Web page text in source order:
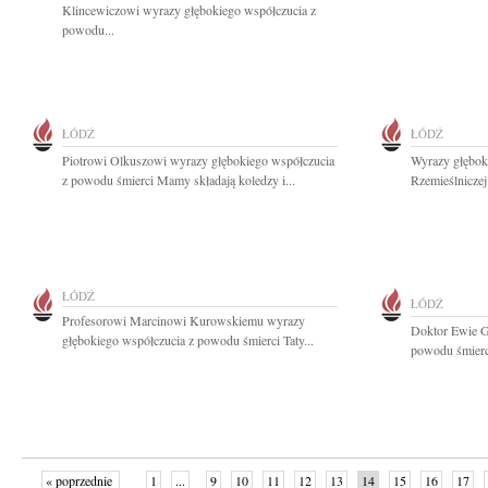
Klincewiczowi wyrazy głębokiego współczucia z
powodu...
ŁÓDŹ
Piotrowi Olkuszowi wyrazy głębokiego współczucia
z powodu śmierci Mamy składają koledzy i...
ŁÓDŹ
Wyrazy
ŁÓDŹ
Profesorowi Marcinowi Kurowskiemu wyrazy
głębokiego współczucia z powodu śmierci Taty...
ŁÓDŹ
Doktor Ewie
powodu
« poprzednie 1 ... 9 10 11 12 13 14 15 16 17